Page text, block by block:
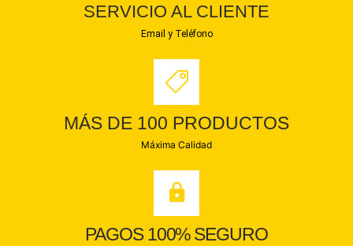
SERVICIO AL CLIENTE
Email y Teléfono
MÁS DE 100 PRODUCTOS
Máxima Calidad
PAGOS 100% SEGURO